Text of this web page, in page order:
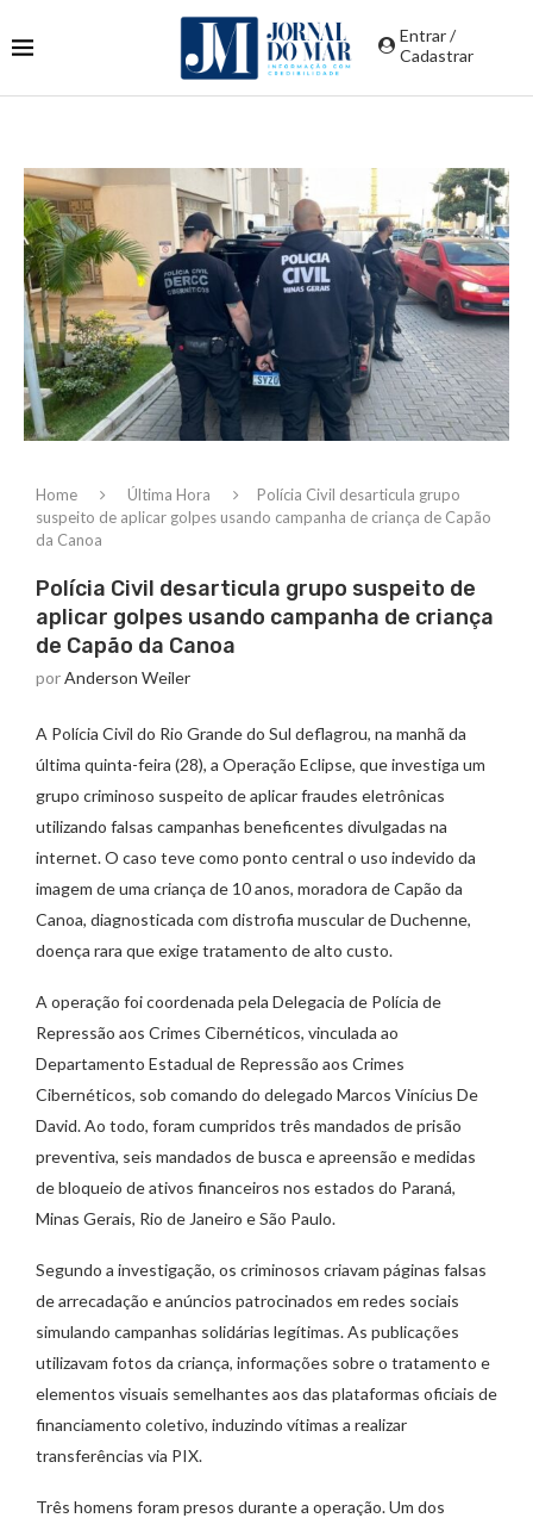
Entrar /
Cadastrar
Home Última Hora
Polícia Civil desarticula grupo
suspeito de aplicar golpes usando campanha de criança de Capão
da Canoa
Polícia Civil desarticula grupo suspeito de
aplicar golpes usando campanha de criança
de Capão da Canoa
porAnderson Weiler
A Polícia Civil do Rio Grande do Sul deflagrou, na manhã da
última quinta-feira (28), a Operação Eclipse, que investiga um
grupo criminoso suspeito de aplicar fraudes eletrônicas
utilizando falsas campanhas beneficentes divulgadas na
internet. O caso teve como ponto central o uso indevido da
imagem de uma criança de 10 anos, moradora de Capão da
Canoa, diagnosticada com distrofia muscular de Duchenne,
doença rara que exige tratamento de alto custo.
A operação foi coordenada pela Delegacia de Polícia de
Repressão aos Crimes Cibernéticos, vinculada ao
Departamento Estadual de Repressão aos Crimes
Cibernéticos, sob comando do delegado Marcos Vinícius De
David. Ao todo, foram cumpridos três mandados de prisão
preventiva, seis mandados de busca e apreensão e medidas
de bloqueio de ativos financeiros nos estados do Paraná,
Minas Gerais, Rio de Janeiro e São Paulo.
Segundo a investigação, os criminosos criavam páginas falsas
de arrecadação e anúncios patrocinados em redes sociais
simulando campanhas solidárias legítimas. As publicações
utilizavam fotos da criança, informações sobre o tratamento e
elementos visuais semelhantes aos das plataformas oficiais de
financiamento coletivo, induzindo vítimas a realizar
transferências via PIX.
Três homens foram presos durante a operação. Um dos